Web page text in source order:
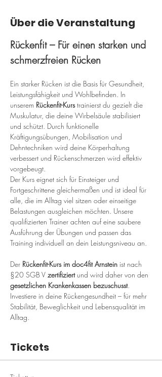
Über die Veranstaltung
Rückenfit – Für einen starken und
schmerzfreien Rücken
Ein starker Rücken ist die Basis für Gesundheit,
Leistungsfähigkeit und Wohlbefinden. In
unserem Rückenfit-Kurs trainierst du gezielt die
Muskulatur, die deine Wirbelsäule stabilisiert
und schützt. Durch funktionelle
Kräftigungsübungen, Mobilisation und
Dehntechniken wird deine Körperhaltung
verbessert und Rückenschmerzen wird effektiv
vorgebeugt.
Der Kurs eignet sich für Einsteiger und
Fortgeschrittene gleichermaßen und ist ideal für
alle, die im Alltag viel sitzen oder einseitige
Belastungen ausgleichen möchten. Unsere
qualifizierten Trainer achten auf eine saubere
Ausführung der Übungen und passen das
Training individuell an dein Leistungsniveau an.
Der Rückenfit-Kurs im doc4fit Arnstein ist nach
§20 SGB V zertifiziert und wird daher von den
gesetzlichen Krankenkassen bezuschusst.
Investiere in deine Rückengesundheit – für mehr
Stabilität, Beweglichkeit und Lebensqualität im
Alltag.
Tickets